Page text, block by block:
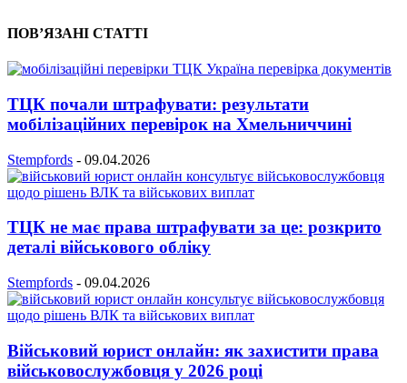
ПОВ’ЯЗАНІ СТАТТІ
ТЦК почали штрафувати: результати
мобілізаційних перевірок на Хмельниччині
Stempfords - 09.04.2026
ТЦК не має права штрафувати за це: розкрито
деталі військового обліку
Stempfords - 09.04.2026
Військовий юрист онлайн: як захистити права
військовослужбовця у 2026 році